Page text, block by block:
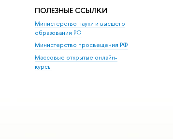
ПОЛЕЗНЫЕ ССЫЛКИ
Министерство науки и высшего
образования РФ
Министерство просвещения РФ
Массовые открытые онлайн-
курсы